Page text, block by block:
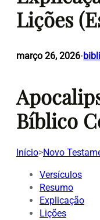
Lições
março 26, 2026•
Bíblico
Início>Novo
Versículos
Resumo
Explicação
Lições